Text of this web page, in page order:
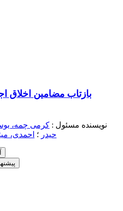
بازتاب مضامین اخلاق
نویسنده مسئول : کرمی چمه،
حیدر ؛ احمدی،